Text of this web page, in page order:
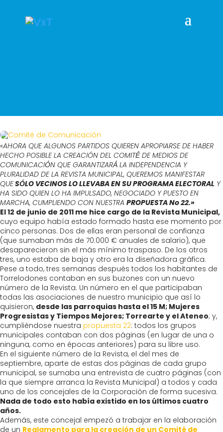
«AHORA QUE ALGUNOS PARTIDOS QUIEREN APROPIARSE DE HABER
HECHO POSIBLE LA CREACIÓN DEL COMITÉ́ DE MEDIOS DE
COMUNICACIÓ́N QUE GARANTIZARÁ́ LA INDEPENDENCIA Y
PLURALIDAD DE LA REVISTA MUNICIPAL, QUEREMOS MANIFESTAR
QUESÓ́LO VECINOS LO LLEVABA EN SU PROGRAMA ELECTORAL Y
HA SIDO QUIEN LO HA IMPULSADO, NEGOCIADO Y PUESTO EN
MARCHA, CUMPLIENDO CON NUESTRA PROPUESTA No 22.»
El 12 de junio de 2011 me hice cargo de la Revista Municipal,
cuyo equipo había estado formado hasta ese momento por
cinco personas. Dos de ellas eran personal de confianza
(que sumaban más de 70.000 € anuales de salario), que
desaparecieron sin el más mínimo traspaso. De los otros
tres, uno estaba de baja y otro era la diseñadora gráfica.
Pese a todo, tres semanas después todos los habitantes de
Torrelodones contaban en sus buzones con un nuevo
número de la Revista. Un número en el que participaban
todas las asociaciones de nuestro municipio que así lo
quisieron, desde las parroquias hasta el 15 M; Mujeres
Progresistas y Tiempos Mejores; Torrearte y el Ateneo; y,
cumpliéndose nuestra propuesta 22: todos los grupos
municipales contaban con dos páginas (en lugar de una o
ninguna, como en épocas anteriores) para su libre uso.
En el siguiente número de la Revista, el del mes de
septiembre, aparte de estas dos páginas de cada grupo
municipal, se sumaba una entrevista de cuatro páginas (con
la que siempre arranca la Revista Municipal) a todos y cada
uno de los concejales de la Corporación de forma sucesiva.
Nada de todo esto había existido en los últimos cuatro
años.
Además, este concejal empezó a trabajar en la elaboración
de un Reglamento para la creación de un Comité de